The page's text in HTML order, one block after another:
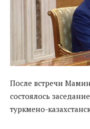
После встречи
состоялось
туркмено-